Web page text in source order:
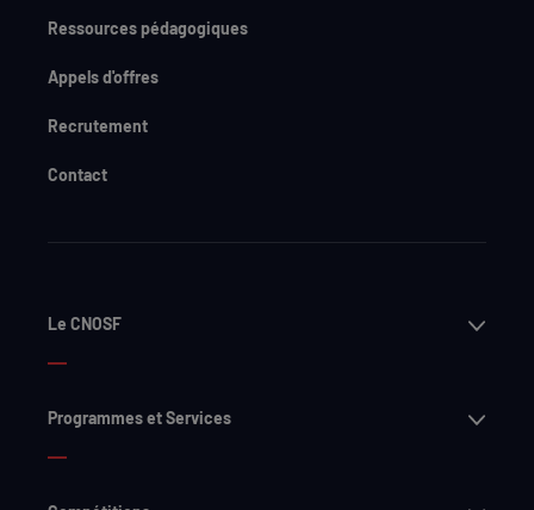
Ressources pédagogiques
Appels d'offres
Recrutement
Contact
Le CNOSF
Programmes et Services